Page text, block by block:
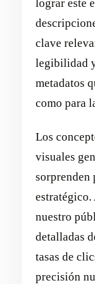
lograr este
clave
legibilidad
metadatos
como para
Los
visuales
sorprenden
nuestro
detalladas
tasas de
precisión